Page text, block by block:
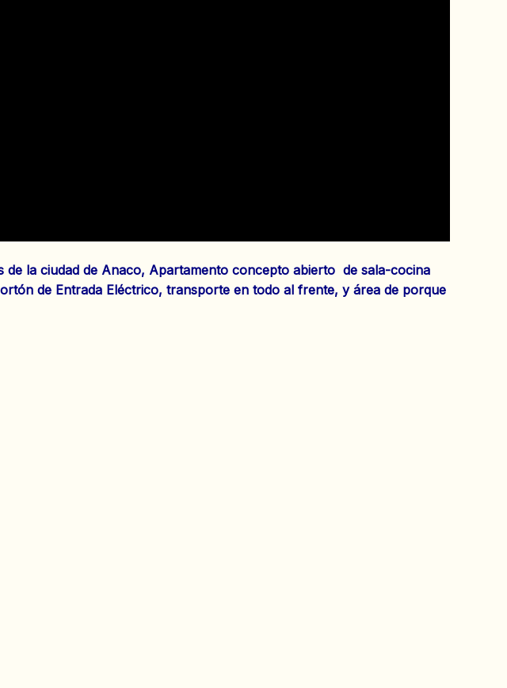
la ciudad de Anaco, Apartamento concepto abierto de sala-cocina
de Entrada Eléctrico, transporte en todo al frente, y área de porque